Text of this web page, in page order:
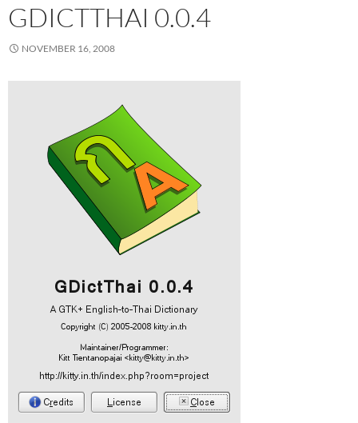
GDICTTHAI 0.0.4
NOVEMBER 16, 2008